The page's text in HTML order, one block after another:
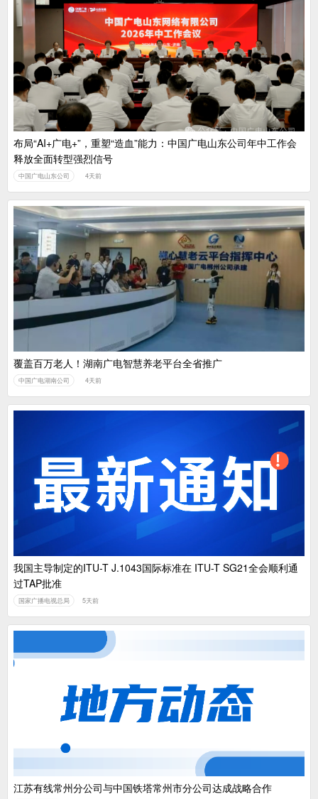
布局“AI+广电+”，重塑“造血”能力：中国广电山东公司年中工作会
释放全面转型强烈信号
中国广电山东公司 4天前
覆盖百万老人！湖南广电智慧养老平台全省推广
中国广电湖南公司 4天前
我国主导制定的ITU-T J.1043国际标准在 ITU-T SG21全会顺利通
过TAP批准
国家广播电视总局 5天前
江苏有线常州分公司与中国铁塔常州市分公司达成战略合作